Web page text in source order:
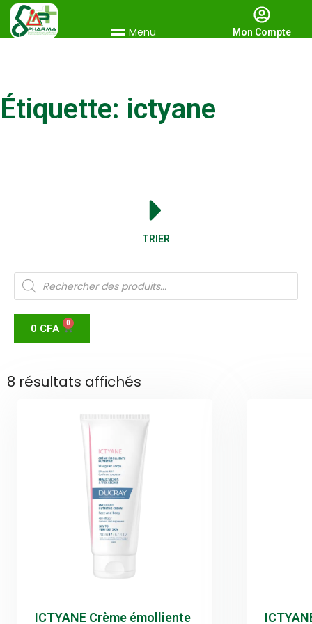
Menu Mon Compte
Étiquette: ictyane
TRIER
0 CFA 0
8 résultats affichés
ICTYANE Crème émolliente